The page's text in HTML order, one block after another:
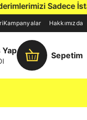
Sadece
Kampanyalar Hakkımızda
Sepetim